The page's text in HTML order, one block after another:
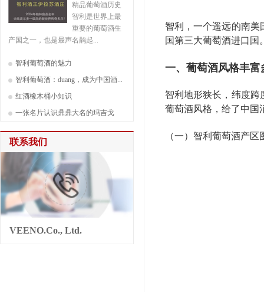
精品葡萄酒历史
智利是世界上最
重要的葡萄酒生
产国之一，也是最声名鹊起...
智利葡萄酒的魅力
智利葡萄酒：duang，成为中国酒...
红酒橡木桶小知识
一张名片认识鼎鼎大名的玛吉戈
联系我们
VEENO.Co., Ltd.
智利，一个遥远的南美
国第三大葡萄酒进口国
一、葡萄酒风格丰富
智利地形狭长，纬度跨
葡萄酒风格，给了中国
（一）智利葡萄酒产区